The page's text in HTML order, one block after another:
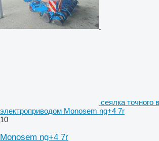
сеялка точного
электроприводом Monosem ng+4 7r
10
Monosem ng+4 7r